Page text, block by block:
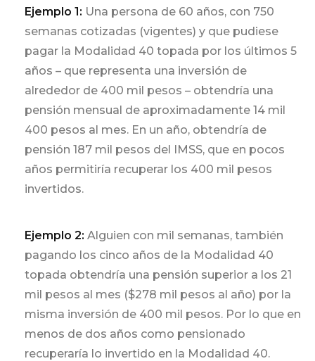
Ejemplo 1: Una persona de 60 años, con 750
semanas cotizadas (vigentes) y que pudiese
pagar la Modalidad 40 topada por los últimos 5
años – que representa una inversión de
alrededor de 400 mil pesos – obtendría una
pensión mensual de aproximadamente 14 mil
400 pesos al mes. En un año, obtendría de
pensión 187 mil pesos del IMSS, que en pocos
años permitiría recuperar los 400 mil pesos
invertidos.
Ejemplo 2: Alguien con mil semanas, también
pagando los cinco años de la Modalidad 40
topada obtendría una pensión superior a los 21
mil pesos al mes ($278 mil pesos al año) por la
misma inversión de 400 mil pesos. Por lo que en
menos de dos años como pensionado
recuperaría lo invertido en la Modalidad 40.